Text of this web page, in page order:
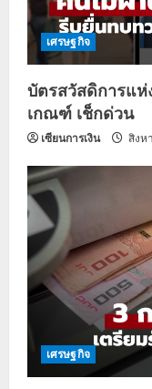
เศรษฐกิจ
บัตรสวัสดิการแห่
เกณฑ์ เช็กด่วน
เซียนการเงิน สิงห
เศรษฐกิจ